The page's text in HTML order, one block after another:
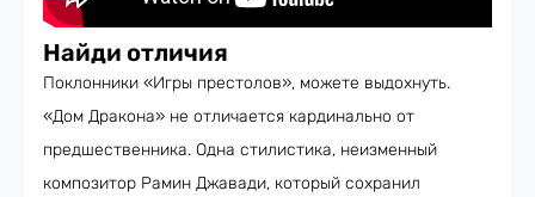
Найди отличия
Поклонники «Игры престолов», можете выдохнуть.
«Дом Дракона» не отличается кардинально от
предшественника. Одна стилистика, неизменный
композитор Рамин Джавади, который сохранил